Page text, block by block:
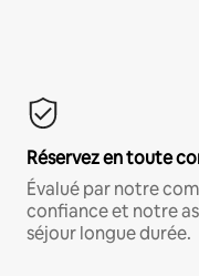
Réservez en toute
Évalué par notre
confiance et notre
séjour longue durée.